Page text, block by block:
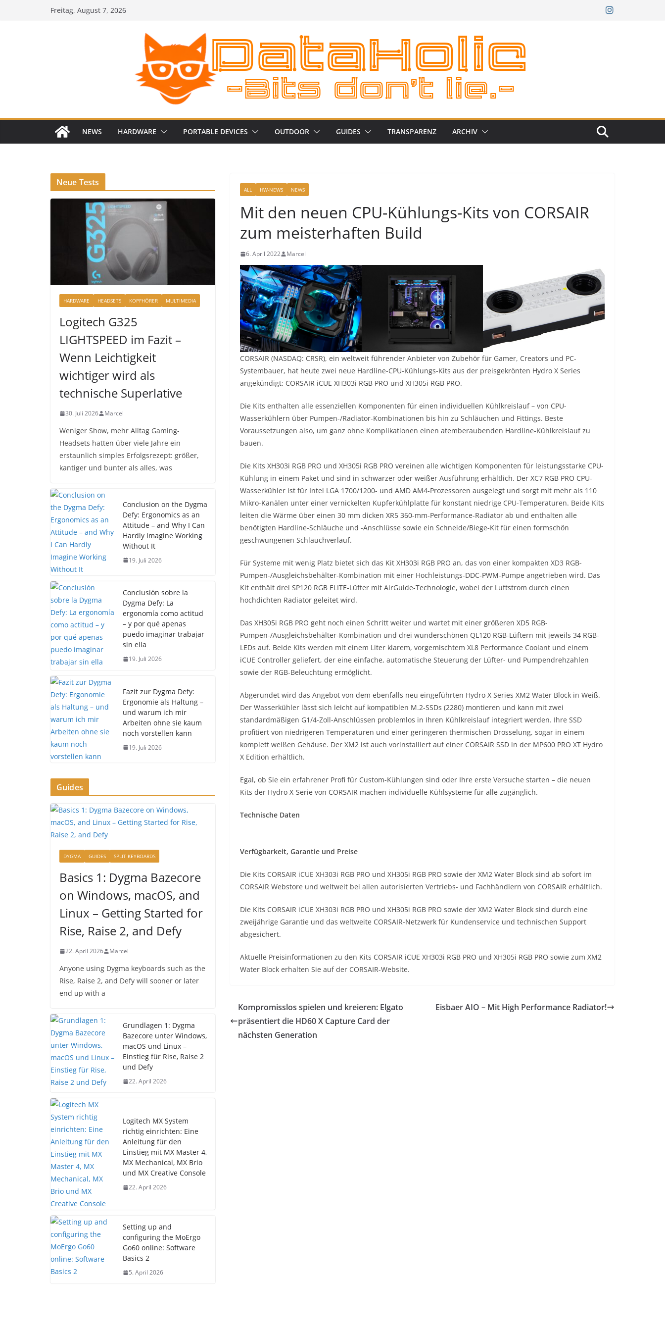
Freitag, August 7, 2026
NEWS HARDWARE PORTABLE DEVICES OUTDOOR GUIDES TRANSPARENZ ARCHIV
ALL HW-NEWS NEWS
Mit den neuen CPU-Kühlungs-Kits von CORSAIR
zum meisterhaften Build
6. April 2022 Marcel
CORSAIR (NASDAQ: CRSR), ein weltweit führender Anbieter von Zubehör für Gamer, Creators und PC-
Systembauer, hat heute zwei neue Hardline-CPU-Kühlungs-Kits aus der preisgekrönten Hydro X Series
angekündigt: CORSAIR iCUE XH303i RGB PRO und XH305i RGB PRO.
Die Kits enthalten alle essenziellen Komponenten für einen individuellen Kühlkreislauf – von CPU-
Wasserkühlern über Pumpen-/Radiator-Kombinationen bis hin zu Schläuchen und Fittings. Beste
Voraussetzungen also, um ganz ohne Komplikationen einen atemberaubenden Hardline-Kühlkreislauf zu
bauen.
Die Kits XH303i RGB PRO und XH305i RGB PRO vereinen alle wichtigen Komponenten für leistungsstarke CPU-
Kühlung in einem Paket und sind in schwarzer oder weißer Ausführung erhältlich. Der XC7 RGB PRO CPU-
Wasserkühler ist für Intel LGA 1700/1200- und AMD AM4-Prozessoren ausgelegt und sorgt mit mehr als 110
Mikro-Kanälen unter einer vernickelten Kupferkühlplatte für konstant niedrige CPU-Temperaturen. Beide Kits
leiten die Wärme über einen 30 mm dicken XR5 360-mm-Performance-Radiator ab und enthalten alle
benötigten Hardline-Schläuche und -Anschlüsse sowie ein Schneide/Biege-Kit für einen formschön
geschwungenen Schlauchverlauf.
Für Systeme mit wenig Platz bietet sich das Kit XH303i RGB PRO an, das von einer kompakten XD3 RGB-
Pumpen-/Ausgleichsbehälter-Kombination mit einer Hochleistungs-DDC-PWM-Pumpe angetrieben wird. Das
Kit enthält drei SP120 RGB ELITE-Lüfter mit AirGuide-Technologie, wobei der Luftstrom durch einen
hochdichten Radiator geleitet wird.
Das XH305i RGB PRO geht noch einen Schritt weiter und wartet mit einer größeren XD5 RGB-
Pumpen-/Ausgleichsbehälter-Kombination und drei wunderschönen QL120 RGB-Lüftern mit jeweils 34 RGB-
LEDs auf. Beide Kits werden mit einem Liter klarem, vorgemischtem XL8 Performance Coolant und einem
iCUE Controller geliefert, der eine einfache, automatische Steuerung der Lüfter- und Pumpendrehzahlen
sowie der RGB-Beleuchtung ermöglicht.
Abgerundet wird das Angebot von dem ebenfalls neu eingeführten Hydro X Series XM2 Water Block in Weiß.
Der Wasserkühler lässt sich leicht auf kompatiblen M.2-SSDs (2280) montieren und kann mit zwei
standardmäßigen G1/4-Zoll-Anschlüssen problemlos in Ihren Kühlkreislauf integriert werden. Ihre SSD
profitiert von niedrigeren Temperaturen und einer geringeren thermischen Drosselung, sogar in einem
komplett weißen Gehäuse. Der XM2 ist auch vorinstalliert auf einer CORSAIR SSD in der MP600 PRO XT Hydro
X Edition erhältlich.
Egal, ob Sie ein erfahrener Profi für Custom-Kühlungen sind oder Ihre erste Versuche starten – die neuen
Kits der Hydro X-Serie von CORSAIR machen individuelle Kühlsysteme für alle zugänglich.
Technische Daten
Verfügbarkeit, Garantie und Preise
Die Kits CORSAIR iCUE XH303i RGB PRO und XH305i RGB PRO sowie der XM2 Water Block sind ab sofort im
CORSAIR Webstore und weltweit bei allen autorisierten Vertriebs- und Fachhändlern von CORSAIR erhältlich.
Die Kits CORSAIR iCUE XH303i RGB PRO und XH305i RGB PRO sowie der XM2 Water Block sind durch eine
zweijährige Garantie und das weltweite CORSAIR-Netzwerk für Kundenservice und technischen Support
abgesichert.
Aktuelle Preisinformationen zu den Kits CORSAIR iCUE XH303i RGB PRO und XH305i RGB PRO sowie zum XM2
Water Block erhalten Sie auf der CORSAIR-Website.
Kompromisslos spielen und kreieren: Elgato
präsentiert die HD60 X Capture Card der
nächsten Generation
Eisbaer AIO – Mit High Performance Radiator!
Neue Tests
HARDWARE HEADSETS KOPFHÖRER MULTIMEDIA
Logitech G325
LIGHTSPEED im Fazit –
Wenn Leichtigkeit
wichtiger wird als
technische Superlative
30. Juli 2026 Marcel
Weniger Show, mehr Alltag Gaming-
Headsets hatten über viele Jahre ein
erstaunlich simples Erfolgsrezept: größer,
kantiger und bunter als alles, was
Conclusion on the Dygma
Defy: Ergonomics as an
Attitude – and Why I Can
Hardly Imagine Working
Without It
19. Juli 2026
Conclusión sobre la
Dygma Defy: La
ergonomía como actitud
– y por qué apenas
puedo imaginar trabajar
sin ella
19. Juli 2026
Fazit zur Dygma Defy:
Ergonomie als Haltung –
und warum ich mir
Arbeiten ohne sie kaum
noch vorstellen kann
19. Juli 2026
Guides
DYGMA GUIDES SPLIT KEYBOARDS
Basics 1: Dygma Bazecore
on Windows, macOS, and
Linux – Getting Started for
Rise, Raise 2, and Defy
22. April 2026 Marcel
Anyone using Dygma keyboards such as the
Rise, Raise 2, and Defy will sooner or later
end up with a
Grundlagen 1: Dygma
Bazecore unter Windows,
macOS und Linux –
Einstieg für Rise, Raise 2
und Defy
22. April 2026
Logitech MX System
richtig einrichten: Eine
Anleitung für den
Einstieg mit MX Master 4,
MX Mechanical, MX Brio
und MX Creative Console
22. April 2026
Setting up and
configuring the MoErgo
Go60 online: Software
Basics 2
5. April 2026